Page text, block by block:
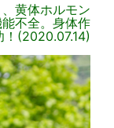
黄体ホルモン
能不全。身体作
！(2020.07.14)